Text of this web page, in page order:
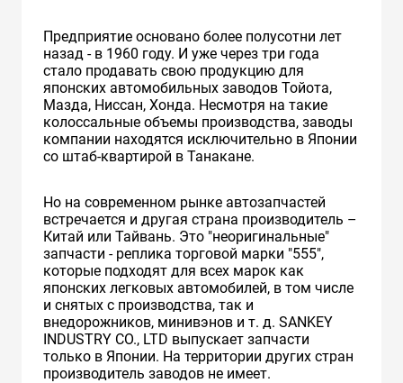
Предприятие основано более полусотни лет
назад - в 1960 году. И уже через три года
стало продавать свою продукцию для
японских автомобильных заводов Тойота,
Мазда, Ниссан, Хонда. Несмотря на такие
колоссальные объемы производства, заводы
компании находятся исключительно в Японии
со штаб-квартирой в Танакане.
Но на современном рынке автозапчастей
встречается и другая страна производитель –
Китай или Тайвань. Это "неоригинальные"
запчасти - реплика торговой марки "555",
которые подходят для всех марок как
японских легковых автомобилей, в том числе
и снятых с производства, так и
внедорожников, минивэнов и т. д. SANKEY
INDUSTRY CO., LTD выпускает запчасти
только в Японии. На территории других стран
производитель заводов не имеет.